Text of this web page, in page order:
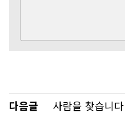
다음글
사람을 찾습니